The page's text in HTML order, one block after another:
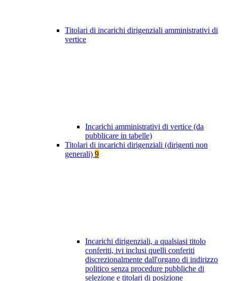
Titolari di incarichi dirigenziali amministrativi di
vertice
Incarichi amministrativi di vertice (da
pubblicare in tabelle)
Titolari di incarichi dirigenziali (dirigenti non
generali) 9
Incarichi dirigenziali, a qualsiasi titolo
conferiti, ivi inclusi quelli conferiti
discrezionalmente dall'organo di indirizzo
politico senza procedure pubbliche di
selezione e titolari di posizione